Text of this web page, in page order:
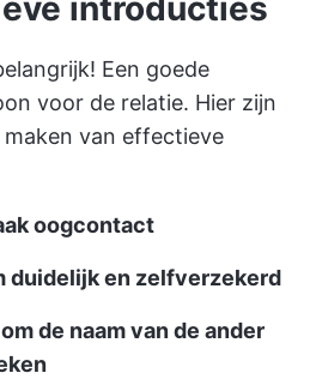
introducties
Een goede
voor de relatie. Hier zijn
van effectieve
oogcontact
duidelijk en zelfverzekerd
de naam van de ander